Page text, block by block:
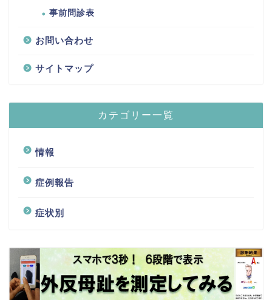
事前問診表
お問い合わせ
サイトマップ
カテゴリー一覧
情報
症例報告
症状別